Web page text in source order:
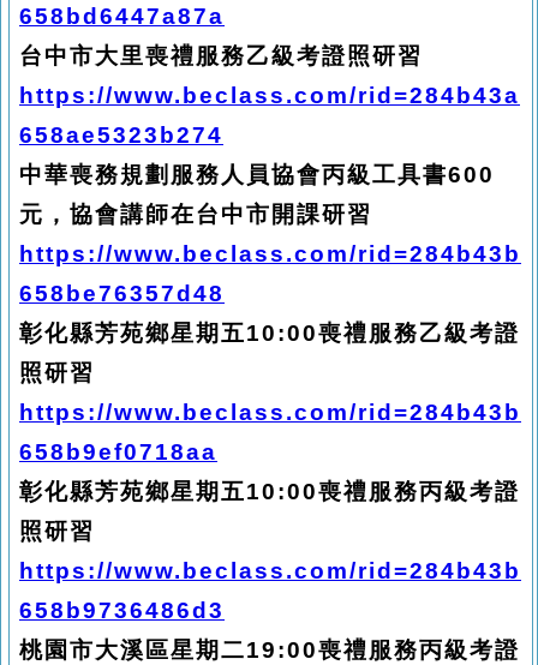
658bd6447a87a
台中市大里喪禮服務乙級考證照研習
https://www.beclass.com/rid=284b43a
658ae5323b274
中華喪務規劃服務人員協會丙級工具書600
元，協會講師在台中市開課研習
https://www.beclass.com/rid=284b43b
658be76357d48
彰化縣芳苑鄉星期五10:00喪禮服務乙級考證
照研習
https://www.beclass.com/rid=284b43b
658b9ef0718aa
彰化縣芳苑鄉星期五10:00喪禮服務丙級考證
照研習
https://www.beclass.com/rid=284b43b
658b9736486d3
桃園市大溪區星期二19:00喪禮服務丙級考證